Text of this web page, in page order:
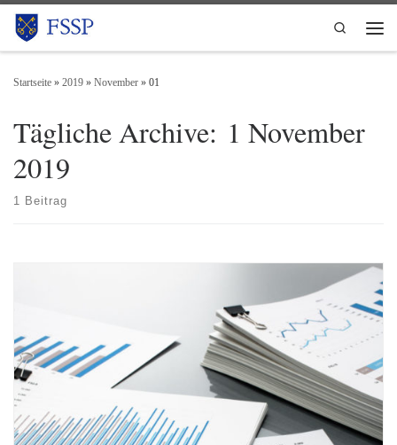
Zum Inhalt springen
Search
Startseite » 2019 » November » 01
Tägliche Archive: 1 November
2019
1 Beitrag